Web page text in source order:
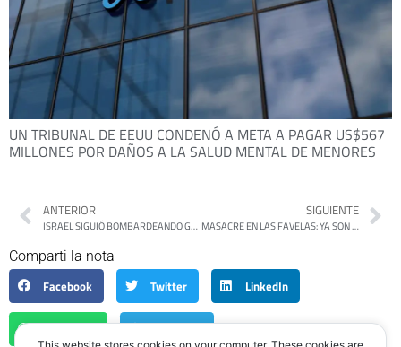
UN TRIBUNAL DE EEUU CONDENÓ A META A PAGAR US$567
MILLONES POR DAÑOS A LA SALUD MENTAL DE MENORES
ANTERIOR
ISRAEL SIGUIÓ BOMBARDEANDO GAZA, MATÓ A MÁS DE CIEN PALESTINOS Y LUEGO ANUNCIÓ QUE RETOMA EL ALTO EL FUEGO
SIGUIENTE
MASACRE EN LAS FAVELAS: YA SON 132 LOS MUERTOS EN RÍO TRAS EL OPERATIVO DEL BOLSONARISTA CLAUDIO CASTRO
Comparti la nota
Facebook
Twitter LinkedIn
WhatsApp Telegram